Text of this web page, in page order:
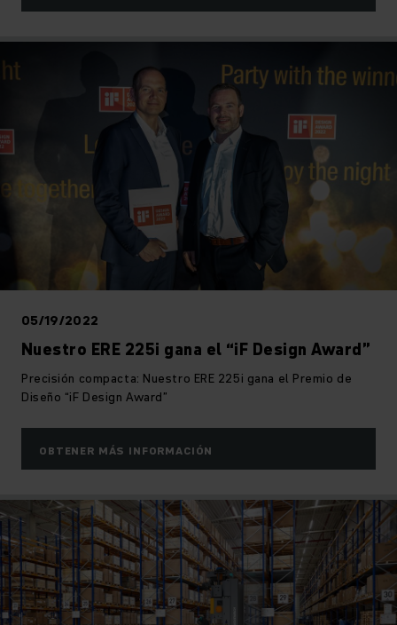
05/19/2022
Nuestro ERE 225i gana el “iF Design Award”
Precisión compacta: Nuestro ERE 225i gana el Premio de
Diseño “iF Design Award”
OBTENER MÁS INFORMACIÓN